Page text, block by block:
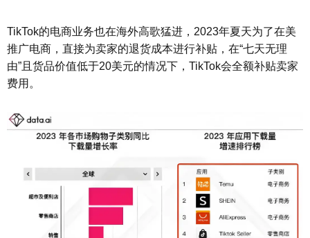
TikTok的电商业务也在海外高歌猛进，2023年夏天为了在美
推广电商，直接为卖家的退货成本进行补贴，在“七天无理
由”且货品价值低于20美元的情况下，TikTok会全额补贴卖家
费用。